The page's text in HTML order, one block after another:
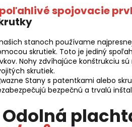
spojovacie
stanoch používame
skrutiek. Toto je jediný
Nohy zdvíhajúce konštrukciu
skrutiek.
Stany s patentkami alebo
bezpečnú a trvalú
Odolná